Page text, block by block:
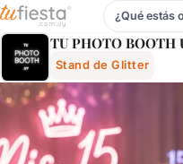
Tu Photo Booth Uy -
¿Qué estás
TU PHOTO BOOTH
Stand de Glitter